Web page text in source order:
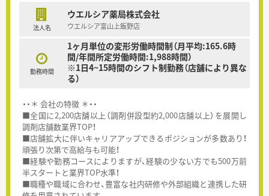
法人名
ウエルシア薬局株式会社
ウエルシア富山上飯野店
勤務時間
1ヶ月単位の変形労働時間制（月平均:165.6時
間/年間所定労働時間:1,988時間）
※1日4~15時間のシフト制勤務（店舗により異な
る）
・・＊ 会社の特徴 ＊・・
■全国に2,200店舗以上（調剤併設型約2,000店舗以上）を展開し
調剤店舗数業界TOP！
■店舗拡大に伴いキャリアアップできるポジションが多数あり！
頑張り次第で高給与も可能！
■経験や勤務コースによりますが、経験の少ない方でも500万前
半スタートと業界TOP水準！
■職種や職域に合わせ、豊富な社内研修や外部組織と連携した研